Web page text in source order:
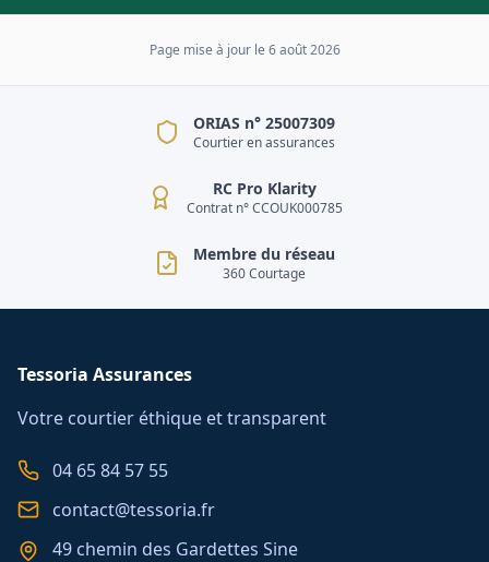
Page mise à jour le 6 août 2026
ORIAS n° 25007309
Courtier en assurances
RC Pro Klarity
Contrat n° CCOUK000785
Membre du réseau
360 Courtage
Tessoria Assurances
Votre courtier éthique et transparent
04 65 84 57 55
contact@tessoria.fr
49 chemin des Gardettes Sine